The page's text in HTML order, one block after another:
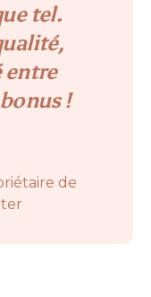
tel.
entre
!
de